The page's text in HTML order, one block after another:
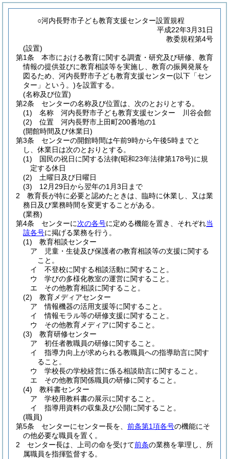
○河内長野市子ども教育支援センター設置規程
平成22年3月31日
教委規程第4号
(設置)
第1条
本市における教育に関する調査・研究及び研修、教育
情報の提供並びに教育相談等を実施し、教育の振興発展を
図るため、河内長野市子ども教育支援センター(以下「セン
ター」という。)を設置する。
(名称及び位置)
第2条
センターの名称及び位置は、次のとおりとする。
(1)
名称 河内長野市子ども教育支援センター 川谷会館
(2)
位置 河内長野市上田町200番地の1
(開館時間及び休業日)
第3条
センターの開館時間は午前9時から午後5時までと
し、休業日は次のとおりとする。
(1)
国民の祝日に関する法律(昭和23年法律第178号)に規
定する休日
(2)
土曜日及び日曜日
(3)
12月29日から翌年の1月3日まで
2
教育長が特に必要と認めたときは、臨時に休業し、又は業
務日及び業務時間を変更することがある。
(業務)
第4条
センターに次の各号に定める機能を置き、それぞれ当
該各号に掲げる業務を行う。
(1)
教育相談センター
ア
児童・生徒及び保護者の教育相談等の支援に関する
こと。
イ
不登校に関する相談活動に関すること。
ウ
学びの多様化教室の運営に関すること。
エ
その他教育相談に関すること。
(2)
教育メディアセンター
ア
情報機器の活用支援等に関すること。
イ
情報モラル等の研修支援に関すること。
ウ
その他教育メディアに関すること。
(3)
教育研修センター
ア
初任者教職員の研修に関すること。
イ
指導力向上が求められる教職員への指導助言に関す
ること。
ウ
学校長の学校経営に係る相談助言に関すること。
エ
その他教育関係職員の研修に関すること。
(4)
教科書センター
ア
学校用教科書の展示に関すること。
イ
指導用資料の収集及び公開に関すること。
(職員)
第5条
センターにセンター長を、 前条第1項各号の機能にそ
の他必要な職員を置く。
2
センター長は、上司の命を受けて前条の業務を掌理し、所
属職員を指揮監督する。